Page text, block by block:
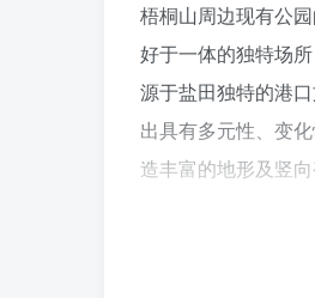
梧桐山周边现有公
好于一体的独特场
源于盐田独特的港
出具有多元性、变
造丰富的地形及竖
无障碍通达的